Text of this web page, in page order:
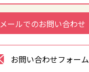
メールでのお問い合わせ
お問い合わせフォーム